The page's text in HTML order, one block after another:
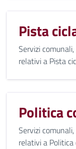
Pista
Servizi
relativi a Pista
Politica
Servizi
relativi a